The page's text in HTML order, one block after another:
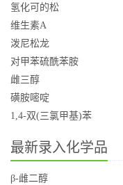
氢化可的松
维生素A
泼尼松龙
对甲苯硫酰苯胺
雌三醇
磺胺嘧啶
1,4-双(三氯甲基)苯
最新录入化学品
β-雌二醇